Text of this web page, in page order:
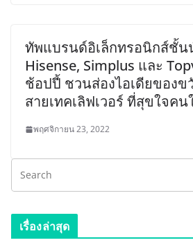
ทัพแบรนด์อิเล็กทรอนิกส์ชั้น
Hisense, Simplus และ
ช้อปปี้ ชวนส่องไอเดียของข
สายเทคเลิฟเวอร์ ที่สุขใจค
พฤศจิกายน 23, 2022
เรื่องล่าสุด